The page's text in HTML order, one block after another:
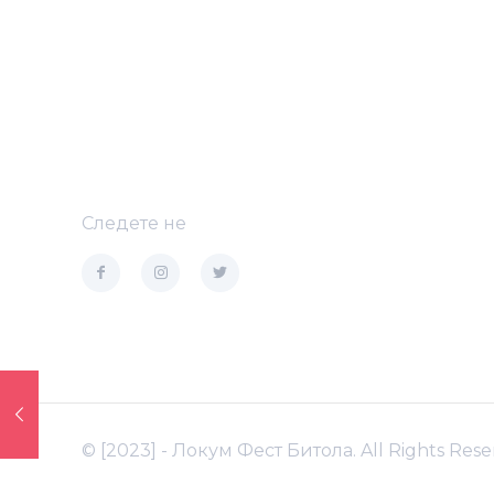
Следете не
© [2023] - Локум Фест Битола. All Rights